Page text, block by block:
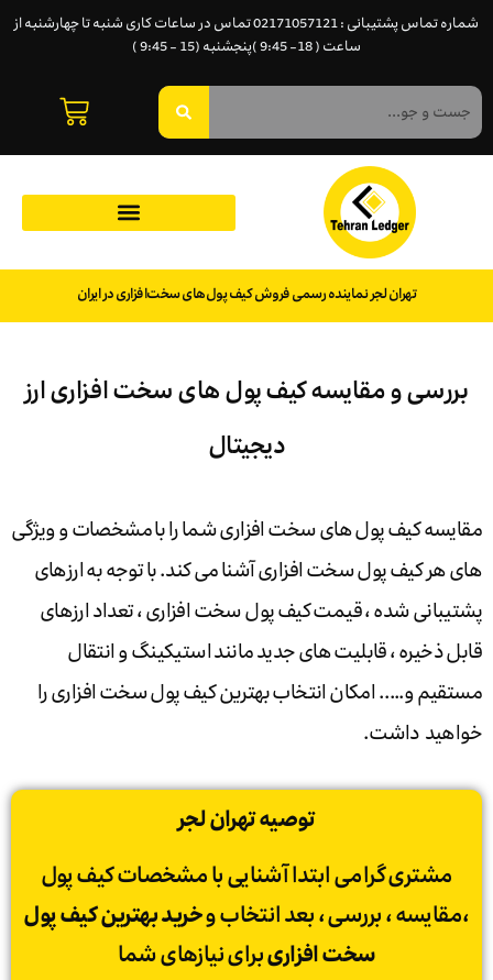
شماره تماس پشتیبانی : 02171057121 تماس در ساعات کاری شنبه تا چهارشنبه از
ساعت ( 18- 9:45 )پنجشنبه (15 - 9:45 )
تهران لجر نماینده رسمی فروش کیف پول‌های سخت‌افزاری در ایران
بررسی و مقایسه کیف پول های سخت افزاری ارز
دیجیتال
مقایسه کیف پول های سخت افزاری شما را با مشخصات و ویژگی
های هر کیف پول سخت افزاری آشنا می کند. با توجه به ارزهای
پشتیبانی شده ، قیمت کیف پول سخت افزاری ، تعداد ارزهای
قابل ذخیره ، قابلیت های جدید مانند استیکینگ و انتقال
مستقیم و….. امکان انتخاب بهترین کیف پول سخت افزاری را
خواهید داشت.
توصیه تهران لجر
مشتری گرامی ابتدا آشنایی با مشخصات کیف پول
،مقایسه ، بررسی ، بعد انتخاب وخرید بهترین کیف پول
سخت افزاریبرای نیازهای شما